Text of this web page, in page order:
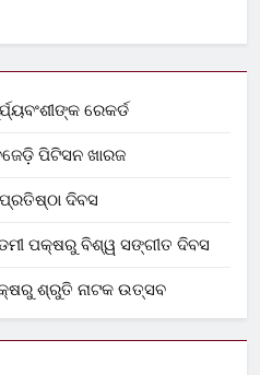
ରେକର୍ଡ
ପିଟିସନ ଖାରଜ
ଦିବସ
ପକ୍ଷରୁ ବିଶ୍ୱ ସଙ୍ଗୀତ ଦିବସ
ଶ୍ରୁତି ନାଟକ ଉତ୍ସବ